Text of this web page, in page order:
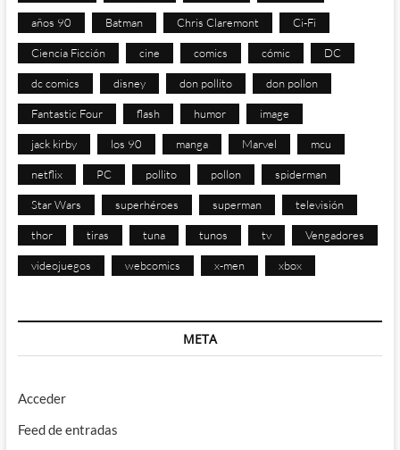
años 90 Batman Chris Claremont Ci-Fi
Ciencia Ficción cine comics cómic DC
dc comics disney don pollito don pollon
Fantastic Four flash humor image
jack kirby los 90 manga Marvel mcu
netflix PC pollito pollon spiderman
Star Wars superhéroes superman televisión
thor tiras tuna tunos tv Vengadores
videojuegos webcomics x-men xbox
META
Acceder
Feed de entradas